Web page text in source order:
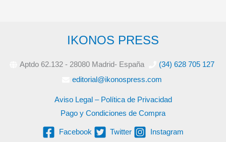
IKONOS PRESS
Aptdo 62.132 - 28080 Madrid- España
(34) 628 705 127
editorial@ikonospress.com
Aviso Legal – Política de Privacidad
Pago y Condiciones de Compra
Facebook Twitter Instagram